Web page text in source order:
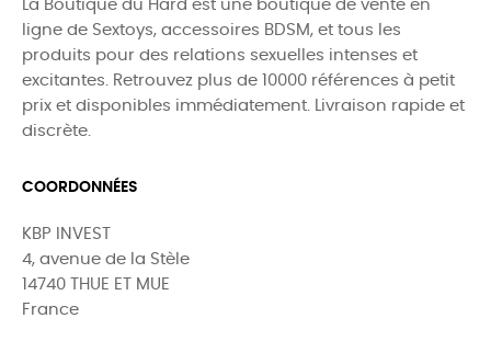
La Boutique du Hard est une boutique de vente en
ligne de Sextoys, accessoires BDSM, et tous les
produits pour des relations sexuelles intenses et
excitantes. Retrouvez plus de 10000 références à petit
prix et disponibles immédiatement. Livraison rapide et
discrète.
COORDONNÉES
KBP INVEST
4, avenue de la Stèle
14740 THUE ET MUE
France